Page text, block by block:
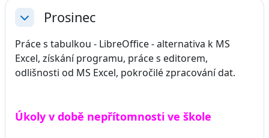
Sbalit Prosinec
Práce s tabulkou - LibreOffice - alternativa k MS
Excel, získání programu, práce s editorem,
odlišnosti od MS Excel, pokročilé zpracování dat.
Úkoly v době nepřítomnosti ve škole